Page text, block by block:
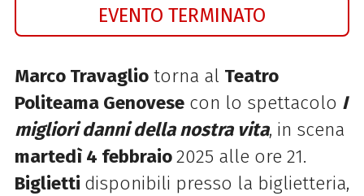
EVENTO TERMINATO
Marco Travagliotorna al Teatro
Politeama Genovesecon lo spettacolo I
migliori danni della nostra vita, in scena
martedì 4 febbraio2025 alle ore 21.
Biglietti disponibili presso la biglietteria,